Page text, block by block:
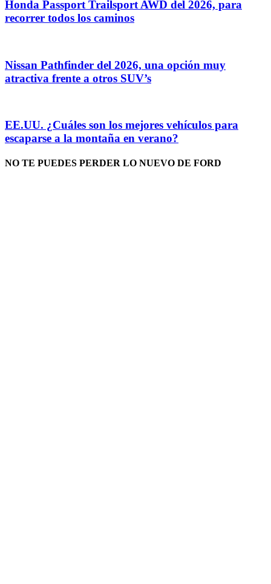
Honda Passport Trailsport AWD del 2026, para
recorrer todos los caminos
Nissan Pathfinder del 2026, una opción muy
atractiva frente a otros SUV’s
EE.UU. ¿Cuáles son los mejores vehículos para
escaparse a la montaña en verano?
NO TE PUEDES PERDER LO NUEVO DE FORD